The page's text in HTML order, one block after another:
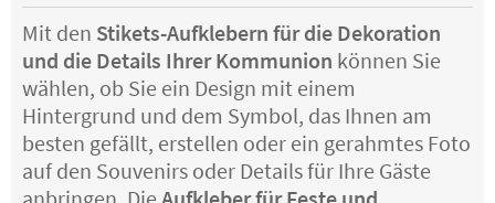
Mit den Stikets-Aufklebern für die Dekoration
und die Details Ihrer Kommunion können Sie
wählen, ob Sie ein Design mit einem
Hintergrund und dem Symbol, das Ihnen am
besten gefällt, erstellen oder ein gerahmtes Foto
auf den Souvenirs oder Details für Ihre Gäste